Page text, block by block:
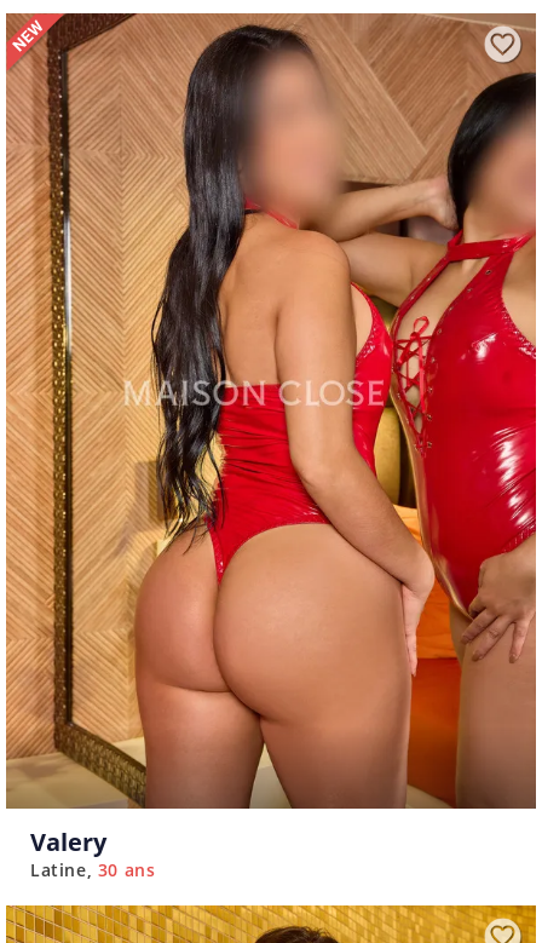
Valery
Latine 30 ans